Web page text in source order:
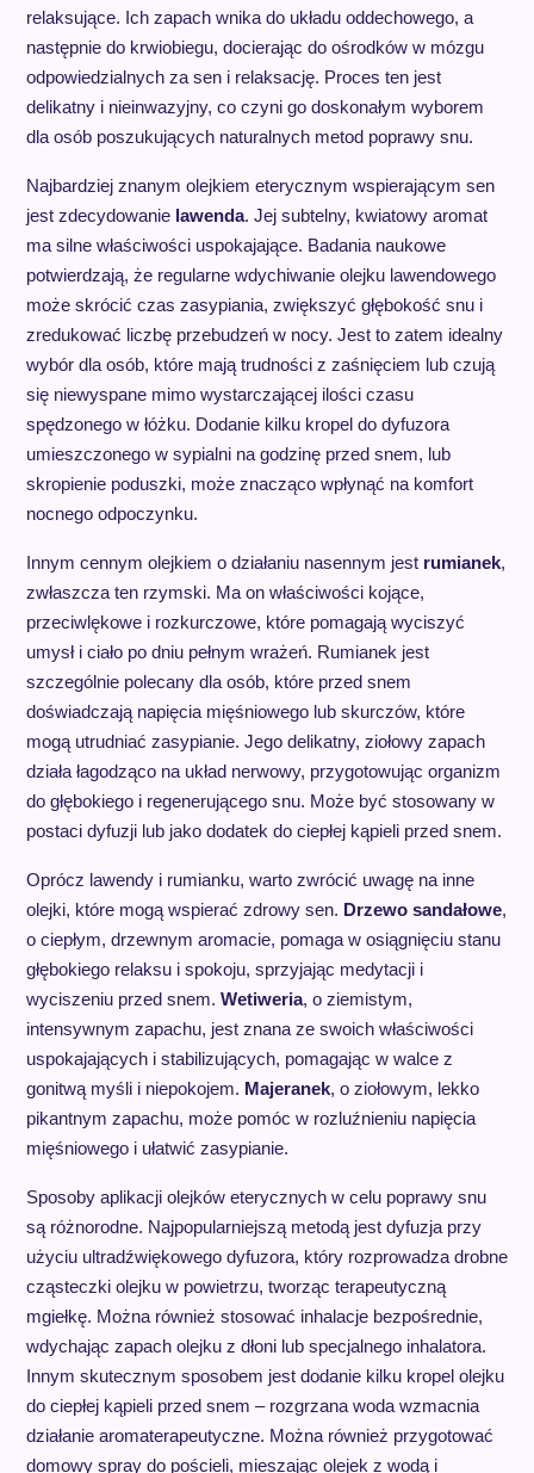
relaksujące. Ich zapach wnika do układu oddechowego, a
następnie do krwiobiegu, docierając do ośrodków w mózgu
odpowiedzialnych za sen i relaksację. Proces ten jest
delikatny i nieinwazyjny, co czyni go doskonałym wyborem
dla osób poszukujących naturalnych metod poprawy snu.
Najbardziej znanym olejkiem eterycznym wspierającym sen
jest zdecydowanie lawenda. Jej subtelny, kwiatowy aromat
ma silne właściwości uspokajające. Badania naukowe
potwierdzają, że regularne wdychiwanie olejku lawendowego
może skrócić czas zasypiania, zwiększyć głębokość snu i
zredukować liczbę przebudzeń w nocy. Jest to zatem idealny
wybór dla osób, które mają trudności z zaśnięciem lub czują
się niewyspane mimo wystarczającej ilości czasu
spędzonego w łóżku. Dodanie kilku kropel do dyfuzora
umieszczonego w sypialni na godzinę przed snem, lub
skropienie poduszki, może znacząco wpłynąć na komfort
nocnego odpoczynku.
Innym cennym olejkiem o działaniu nasennym jest rumianek,
zwłaszcza ten rzymski. Ma on właściwości kojące,
przeciwlękowe i rozkurczowe, które pomagają wyciszyć
umysł i ciało po dniu pełnym wrażeń. Rumianek jest
szczególnie polecany dla osób, które przed snem
doświadczają napięcia mięśniowego lub skurczów, które
mogą utrudniać zasypianie. Jego delikatny, ziołowy zapach
działa łagodząco na układ nerwowy, przygotowując organizm
do głębokiego i regenerującego snu. Może być stosowany w
postaci dyfuzji lub jako dodatek do ciepłej kąpieli przed snem.
Oprócz lawendy i rumianku, warto zwrócić uwagę na inne
olejki, które mogą wspierać zdrowy sen. Drzewo sandałowe,
o ciepłym, drzewnym aromacie, pomaga w osiągnięciu stanu
głębokiego relaksu i spokoju, sprzyjając medytacji i
wyciszeniu przed snem. Wetiweria, o ziemistym,
intensywnym zapachu, jest znana ze swoich właściwości
uspokajających i stabilizujących, pomagając w walce z
gonitwą myśli i niepokojem. Majeranek, o ziołowym, lekko
pikantnym zapachu, może pomóc w rozluźnieniu napięcia
mięśniowego i ułatwić zasypianie.
Sposoby aplikacji olejków eterycznych w celu poprawy snu
są różnorodne. Najpopularniejszą metodą jest dyfuzja przy
użyciu ultradźwiękowego dyfuzora, który rozprowadza drobne
cząsteczki olejku w powietrzu, tworząc terapeutyczną
mgiełkę. Można również stosować inhalacje bezpośrednie,
wdychając zapach olejku z dłoni lub specjalnego inhalatora.
Innym skutecznym sposobem jest dodanie kilku kropel olejku
do ciepłej kąpieli przed snem – rozgrzana woda wzmacnia
działanie aromaterapeutyczne. Można również przygotować
domowy spray do pościeli, mieszając olejek z wodą i